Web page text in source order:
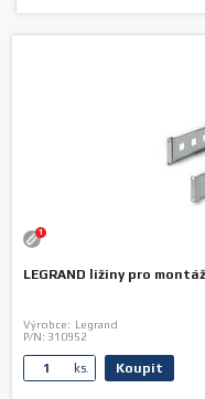
1
LEGRAND ližiny pro
Výrobce: Legrand
P/N: 310952
ks. Koupit